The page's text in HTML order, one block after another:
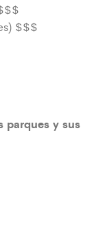
$$$
parques y sus